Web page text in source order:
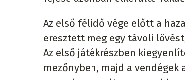
Az első félidő vége előtt a
eresztett meg egy távoli
Az első játékrészben
mezőnyben, majd a